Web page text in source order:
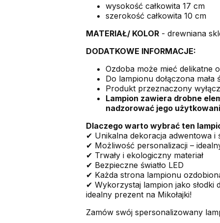
wysokość całkowita 17 cm
szerokość całkowita 10 cm
MATERIAŁ/ KOLOR- drewniana
DODATKOWE INFORMACJE:
Ozdoba może mieć delikatne
Do lampionu dołączona mała
Produkt przeznaczony
Lampion zawiera drobne
nadzorować jego
Dlaczego warto wybrać ten
✔ Unikalna dekoracja adwentowa i
✔ Możliwość personalizacji –
✔ Trwały i ekologiczny materiał
✔ Bezpieczne światło LED
✔ Każda strona lampionu
✔ Wykorzystaj lampion jako słodki
idealny prezent na Mikołajki!
Zamów swój spersonalizowany